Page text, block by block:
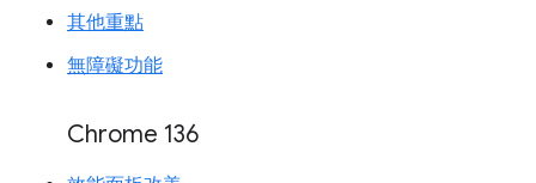
其他重點
無障礙功能
Chrome 136